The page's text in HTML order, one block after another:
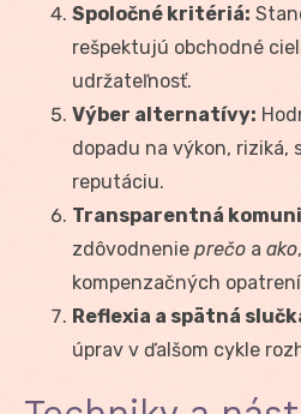
Spoločné kritériá:
rešpektujú obchodné
udržateľnosť.
Výber alternatívy:
dopadu na výkon, riziká,
reputáciu.
Transparentná
zdôvodnenie prečo a ako
kompenzačných
Reflexia a spätná
úprav v ďalšom cykle